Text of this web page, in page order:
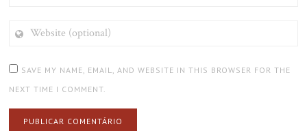
(OPTIONAL)
SAVE MY NAME, EMAIL, AND WEBSITE IN THIS BROWSER FOR THE
NEXT TIME I COMMENT.